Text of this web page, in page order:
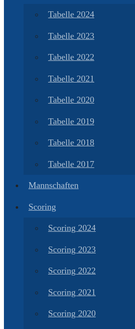
Tabelle 2024
Tabelle 2023
Tabelle 2022
Tabelle 2021
Tabelle 2020
Tabelle 2019
Tabelle 2018
Tabelle 2017
Mannschaften
Scoring
Scoring 2024
Scoring 2023
Scoring 2022
Scoring 2021
Scoring 2020